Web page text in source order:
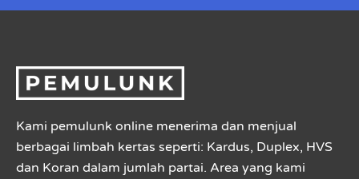
Kami pemulunk online menerima dan menjual
berbagai limbah kertas seperti: Kardus, Duplex, HVS
dan Koran dalam jumlah partai. Area yang kami